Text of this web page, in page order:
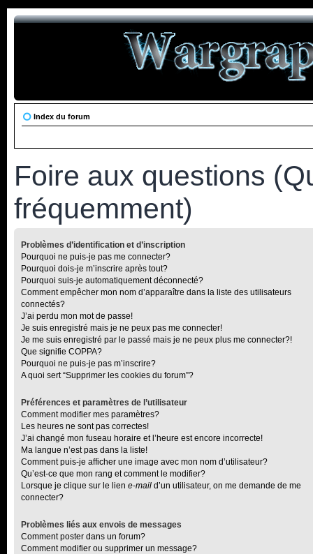
Index du forum
Foire aux questions
fréquemment)
Problèmes d’identification et d’inscription
Pourquoi ne puis-je pas me connecter?
Pourquoi dois-je m’inscrire après tout?
Pourquoi suis-je automatiquement déconnecté?
Comment empêcher mon nom d’apparaître dans la liste des utilisateurs
connectés?
J’ai perdu mon mot de passe!
Je suis enregistré mais je ne peux pas me connecter!
Je me suis enregistré par le passé mais je ne peux plus me connecter?!
Que signifie COPPA?
Pourquoi ne puis-je pas m’inscrire?
A quoi sert “Supprimer les cookies du forum”?
Préférences et paramètres de l’utilisateur
Comment modifier mes paramètres?
Les heures ne sont pas correctes!
J’ai changé mon fuseau horaire et l’heure est encore incorrecte!
Ma langue n’est pas dans la liste!
Comment puis-je afficher une image avec mon nom d’utilisateur?
Qu’est-ce que mon rang et comment le modifier?
Lorsque je clique sur le lien e-mail d’un utilisateur, on me demande de me
connecter?
Problèmes liés aux envois de messages
Comment poster dans un forum?
Comment modifier ou supprimer un message?